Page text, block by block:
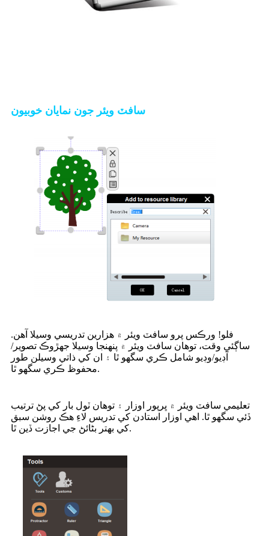
سافٽ ويئر جون نمايان خوبيون
فلو! ورڪس پرو سافٽ ويئر ۾ هزارين تدريسي وسيلا آهن.
ساڳئي وقت، توهان سافٽ ويئر ۾ پنهنجا وسيلا جهڙوڪ تصوير/
آڊيو/وڊيو شامل ڪري سگهو ٿا ۽ ان کي ذاتي وسيلن طور
محفوظ ڪري سگهو ٿا.
تعليمي سافٽ ويئر ۾ ڀرپور اوزار ۽ توهان ٽول بار کي پڻ ترتيب
ڏئي سگهو ٿا. اهي اوزار استادن کي تدريس لاءِ هڪ روشن سبق
کي بهتر بڻائڻ جي اجازت ڏين ٿا.